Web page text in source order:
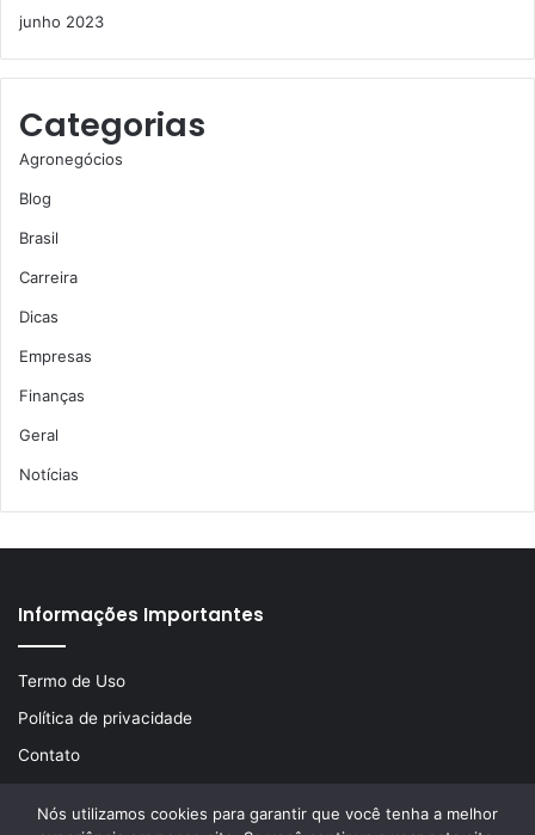
junho 2023
Categorias
Agronegócios
Blog
Brasil
Carreira
Dicas
Empresas
Finanças
Geral
Notícias
Informações Importantes
Termo de Uso
Política de privacidade
Contato
Nós utilizamos cookies para garantir que você tenha a melhor